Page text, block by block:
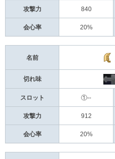
攻撃力 840
会心率 20%
名前
切れ味
スロット ①--
攻撃力 912
会心率 20%